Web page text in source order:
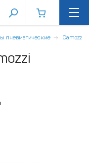
пневматические Camozzi